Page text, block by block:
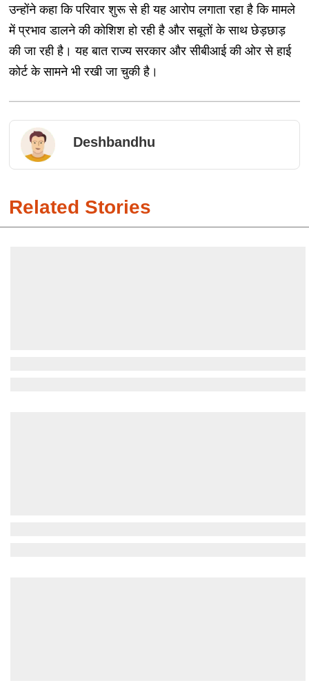
उन्होंने कहा कि परिवार शुरू से ही यह आरोप लगाता रहा है कि मामले
में प्रभाव डालने की कोशिश हो रही है और सबूतों के साथ छेड़छाड़
की जा रही है। यह बात राज्य सरकार और सीबीआई की ओर से हाई
कोर्ट के सामने भी रखी जा चुकी है।
Deshbandhu
Related Stories